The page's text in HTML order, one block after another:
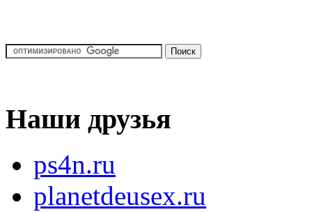
Наши друзья
ps4n.ru
planetdeusex.ru